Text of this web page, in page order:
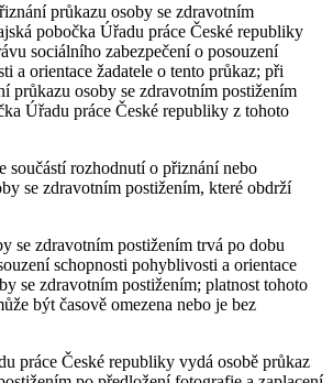
průkazu osoby se zdravotním
pobočka Úřadu práce České republiky
sociálního zabezpečení o posouzení
a orientace žadatele o tento průkaz; při
průkazu osoby se zdravotním postižením
Úřadu práce České republiky z tohoto
součástí rozhodnutí o přiznání nebo
se zdravotním postižením, které obdrží
se zdravotním postižením trvá po dobu
schopnosti pohyblivosti a orientace
se zdravotním postižením; platnost tohoto
být časově omezena nebo je bez
práce České republiky vydá osobě průkaz